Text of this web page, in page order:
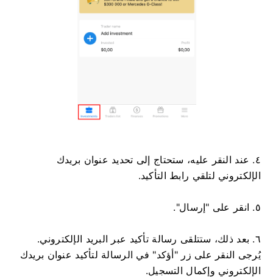
٤. عند النقر عليه، ستحتاج إلى تحديد عنوان بريدك
الإلكتروني لتلقي رابط التأكيد.
٥. انقر على "إرسال".
٦. بعد ذلك، ستتلقى رسالة تأكيد عبر البريد الإلكتروني.
يُرجى النقر على زر "أؤكد" في الرسالة لتأكيد عنوان بريدك
الإلكتروني وإكمال التسجيل.